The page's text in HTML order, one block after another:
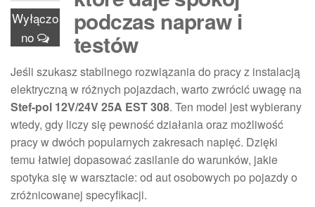
Wyłączo
no
podczas napraw i
testów
Jeśli szukasz stabilnego rozwiązania do pracy z instalacją
elektryczną w różnych pojazdach, warto zwrócić uwagę na
Stef-pol 12V/24V 25A EST 308. Ten model jest wybierany
wtedy, gdy liczy się pewność działania oraz możliwość
pracy w dwóch popularnych zakresach napięć. Dzięki
temu łatwiej dopasować zasilanie do warunków, jakie
spotyka się w warsztacie: od aut osobowych po pojazdy o
zróżnicowanej specyfikacji.